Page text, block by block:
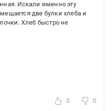
Искали именно эту
две булки хлеба и
Хлеб быстро не
0 0